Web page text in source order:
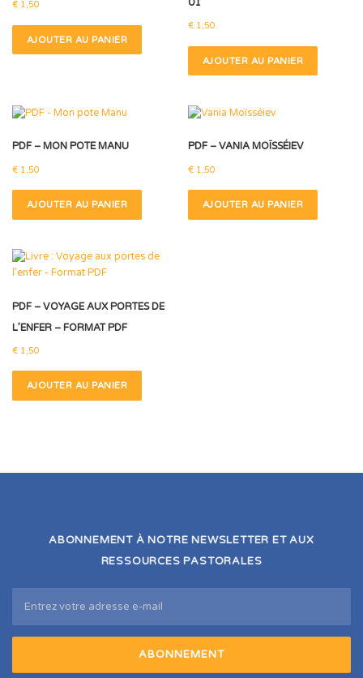
€ 1,50
AJOUTER AU PANIER
01
€ 1,50
AJOUTER AU PANIER
PDF – MON POTE MANU
€ 1,50
AJOUTER AU PANIER
PDF – VANIA MOÏSSÉIEV
€ 1,50
AJOUTER AU PANIER
PDF – VOYAGE AUX PORTES DE
L’ENFER – FORMAT PDF
€ 1,50
AJOUTER AU PANIER
ABONNEMENT À NOTRE NEWSLETTER ET AUX
RESSOURCES PASTORALES